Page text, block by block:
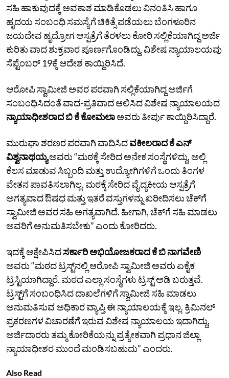
ಸಹಿ ಹಾಕುವುದಕ್ಕೆ ಅವಕಾಶ ಮಾಡಿಕೊಡಲು ವಿನಂತಿಸಿ ಹಾಗೂ
ಹೃದಯ ಸಂಬಂಧಿ ಸಮಸ್ಯೆಗೆ ಚಿಕಿತ್ಸೆ ಪಡೆಯಲು ಬೆಂಗಳೂರಿನ
ಜಯದೇವ ಹೃದ್ರೋಗ ಆಸ್ಪತ್ರೆಗೆ ತೆರಳಲು ಕೋರಿ ಸಲ್ಲಿಕೆಯಾಗಿದ್ದ ಅರ್ಜಿ
ಕುರಿತು ವಾದ ಶುಕ್ರವಾರ ಪೂರ್ಣಗೊಂಡಿದ್ದು, ವಿಶೇಷ ನ್ಯಾಯಾಲಯವು
ಸೆಪ್ಟೆಂಬರ್‌ 19ಕ್ಕೆ ಆದೇಶ ಕಾಯ್ದಿರಿಸಿದೆ.
ಆರೋಪಿ ಸ್ವಾಮೀಜಿ ಅವರ ಪರವಾಗಿ ಸಲ್ಲಿಕೆಯಾಗಿದ್ದ ಅರ್ಜಿಗೆ
ಸಂಬಂಧಿಸಿದಂತೆ ವಾದ-ಪ್ರತಿವಾದ ಆಲಿಸಿದ ವಿಶೇಷ ನ್ಯಾಯಾಲಯದ
ನ್ಯಾಯಾಧೀಶರಾದ ಬಿ ಕೆ ಕೋಮಲಾಅವರು ತೀರ್ಪು ಕಾಯ್ದಿರಿಸಿದ್ದಾರೆ.
ಮುರುಘಾ ಶರಣರ ಪರವಾಗಿ ವಾದಿಸಿದವಕೀಲರಾದ ಕೆ ಎನ್‌
ವಿಶ್ವನಾಥಯ್ಯಅವರು “ಮಠಕ್ಕೆ ಸೇರಿದ ಅನೇಕ ಸಂಸ್ಥೆಗಳಿದ್ದು, ಅಲ್ಲಿ
ಕೆಲಸ ಮಾಡುವ ಸಿಬ್ಬಂದಿ ಮತ್ತು ಉದ್ಯೋಗಿಗಳಿಗೆ ಒಂದು ತಿಂಗಳ
ವೇತನ ಪಾವತಿಸಲಾಗಿಲ್ಲ. ಮಠಕ್ಕೆ ಸೇರಿದ ವೈದ್ಯಕೀಯ ಆಸ್ಪತ್ರೆಗೆ
ಅಗತ್ಯವಾದ ಔಷಧ ಮತ್ತು ಇತರೆ ವಸ್ತುಗಳನ್ನು ಖರೀದಿಸಲು ಚೆಕ್‌ಗೆ
ಸ್ವಾಮೀಜಿ ಅವರ ಸಹಿ ಅಗತ್ಯವಾಗಿದೆ. ಹೀಗಾಗಿ, ಚೆಕ್‌ಗೆ ಸಹಿ ಮಾಡಲು
ಅವರಿಗೆ ಅನುಮತಿಸಬೇಕು” ಎಂದು ಕೋರಿದರು.
ಇದಕ್ಕೆ ಆಕ್ಷೇಪಿಸಿದಸರ್ಕಾರಿ ಅಭಿಯೋಜಕರಾದ ಕೆ ಬಿ ನಾಗವೇಣಿ
ಅವರು “ಮಠದ ಟ್ರಸ್ಟ್‌ನಲ್ಲಿ ಆರೋಪಿ ಸ್ವಾಮೀಜಿ ಅವರು ಏಕೈಕ
ಟ್ರಸ್ಟಿಯಾಗಿದ್ದಾರೆ. ಮಠದ ಎಲ್ಲಾ ಸಂಸ್ಥೆಗಳು ಟ್ರಸ್ಟ್‌ ಅಡಿ ಬರುತ್ತವೆ.
ಟ್ರಸ್ಟ್‌ಗೆ ಸಂಬಂಧಿಸಿದ ದಾಖಲೆಗಳಿಗೆ ಸ್ವಾಮೀಜಿ ಸಹಿ ಮಾಡಲು
ಅನುಮತಿಸುವ ಅಧಿಕಾರ ವ್ಯಾಪ್ತಿ ಈ ನ್ಯಾಯಾಲಯಕ್ಕೆ ಇಲ್ಲ. ಕ್ರಿಮಿನಲ್‌
ಪ್ರಕರಣಗಳ ವಿಚಾರಣೆಗೆ ಇರುವ ವಿಶೇಷ ನ್ಯಾಯಾಲಯ ಇದಾಗಿದ್ದು,
ಅರ್ಜಿದಾರರು ತಮ್ಮ ಕೋರಿಕೆಯನ್ನು ಪ್ರತ್ಯೇಕವಾಗಿ ಪ್ರಧಾನ ಜಿಲ್ಲಾ
ನ್ಯಾಯಾಧೀಶರ ಮುಂದೆ ಮಂಡಿಸಬಹುದು” ಎಂದರು.
Also Read